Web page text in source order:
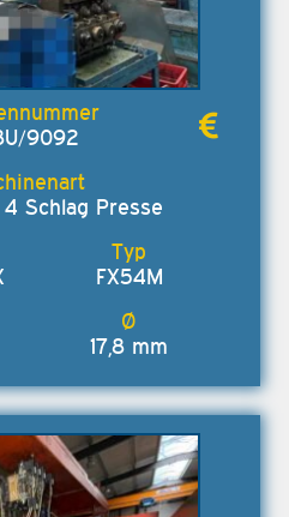
9092
Schlag Presse
FX54M
17,8 mm